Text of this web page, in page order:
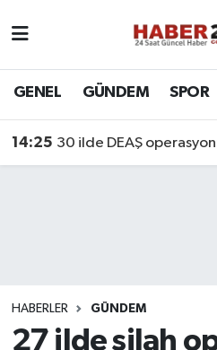
GENEL GÜNDEM SPOR
14:25 30 ilde DEAŞ operasyonu:
HABERLER GÜNDEM
27 ilde silah
Nöbetçi Eczaneler
Son Dakika Haberleri